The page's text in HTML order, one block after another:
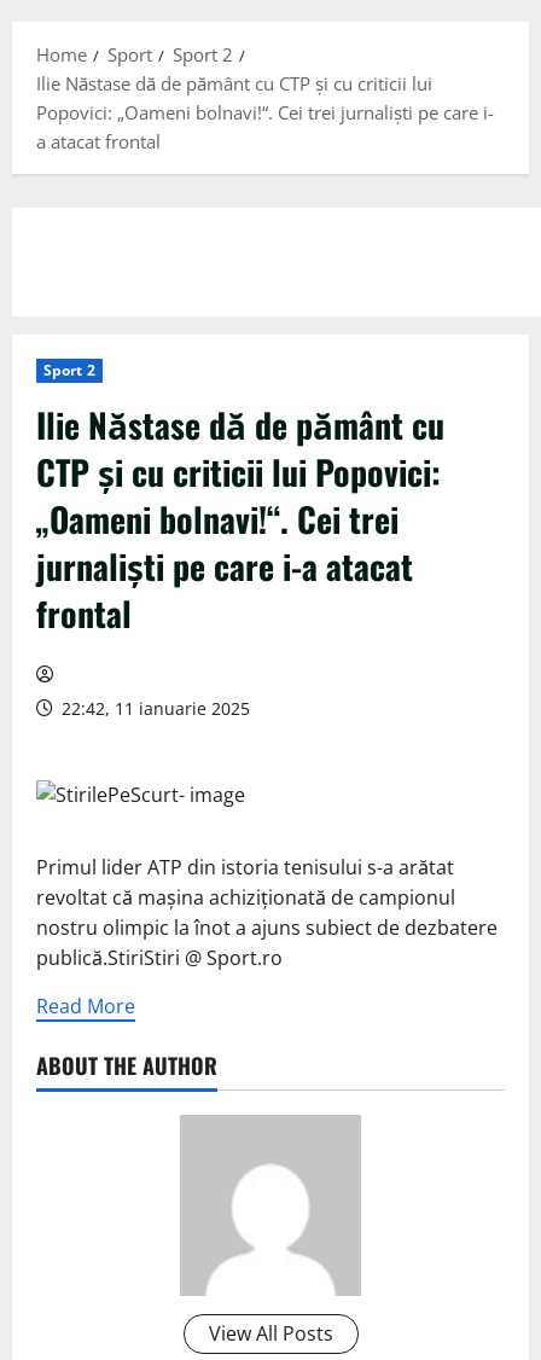
Home Sport
Sport 2
Ilie Năstase dă de pământ cu CTP și cu criticii lui
Popovici: „Oameni bolnavi!“. Cei trei jurnaliști pe care i-
a atacat frontal
Sport 2
Ilie Năstase dă de pământ cu
CTP și cu criticii lui Popovici:
„Oameni bolnavi!“. Cei trei
jurnaliști pe care i-a atacat
frontal
22:42, 11 ianuarie 2025
Primul lider ATP din istoria tenisului s-a arătat
revoltat că mașina achiziționată de campionul
nostru olimpic la înot a ajuns subiect de dezbatere
publică.StiriStiri @ Sport.ro
Read More
ABOUT THE AUTHOR
View All Posts